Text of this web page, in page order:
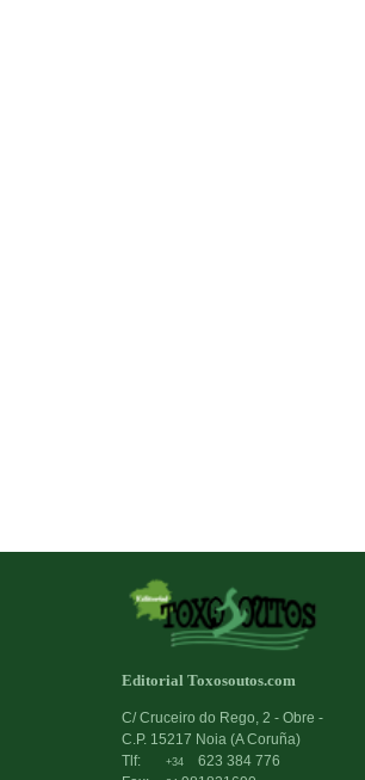
Editorial Toxosoutos.com
C/ Cruceiro do Rego, 2 - Obre -
C.P. 15217 Noia (A Coruña)
Tlf:
+34
623 384 776